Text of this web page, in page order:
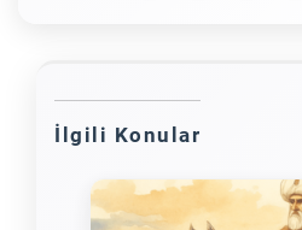
İlgili Konular